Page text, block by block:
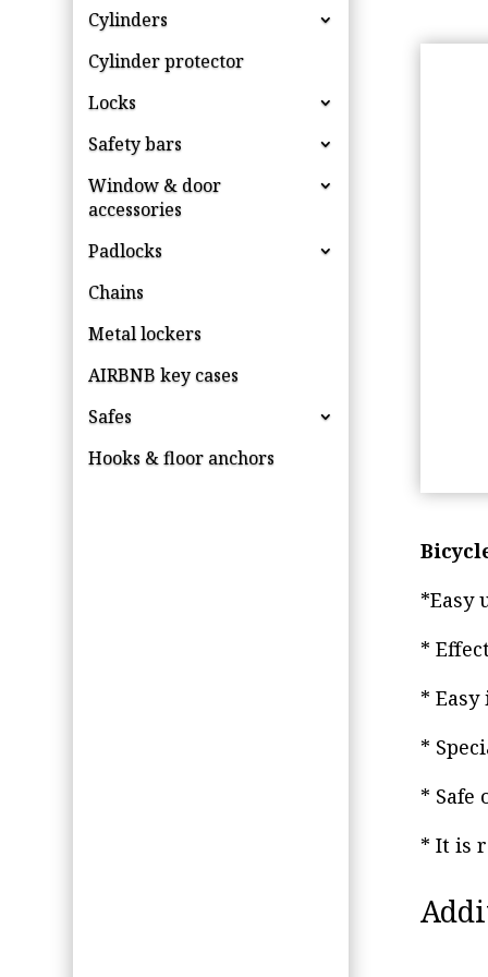
Cylinders
Cylinder protector
Locks
Safety bars
Window & door
accessories
Padlocks
Chains
Metal lockers
AIRBNB key cases
Safes
Hooks & floor anchors
*Easy
*
*
*
* Safe
* It is